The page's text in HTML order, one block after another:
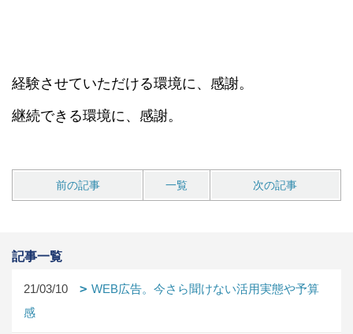
経験させていただける環境に、感謝。
継続できる環境に、感謝。
前の記事 一覧 次の記事
記事一覧
21/03/10
WEB広告。今さら聞けない活用実態や予算
感